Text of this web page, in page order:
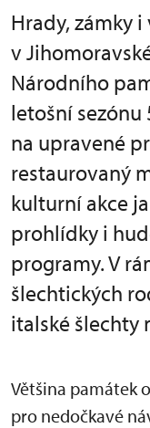
Hrady, zámky
v
Národního
letošní sezónu
na upravené
restaurovaný
kulturní akce
prohlídky i
programy. V
šlechtických
italské šlechty
Většina památek
pro nedočkavé